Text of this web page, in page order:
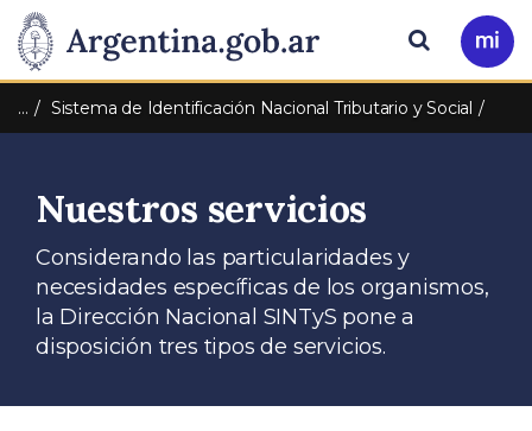
Presidencia
de
Nación
Pasar al contenido principal
Ir
a
Buscar
… Sistema de Identificación Nacional Tributario y Social
Nuestros servicios
Considerando las particularidades y
necesidades específicas de los organismos,
la Dirección Nacional SINTyS pone a
disposición tres tipos de servicios.